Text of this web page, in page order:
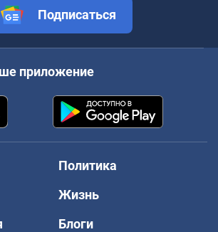
Подписаться
приложение
Политика
Жизнь
Блоги